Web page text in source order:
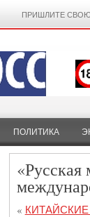
ПРИШЛИТЕ
ПОЛИТИКА
«Русская
«